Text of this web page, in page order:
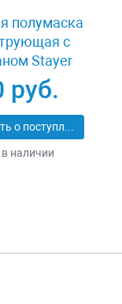
полумаска
с
Stayer
руб.
Сообщить о поступлении
в наличии